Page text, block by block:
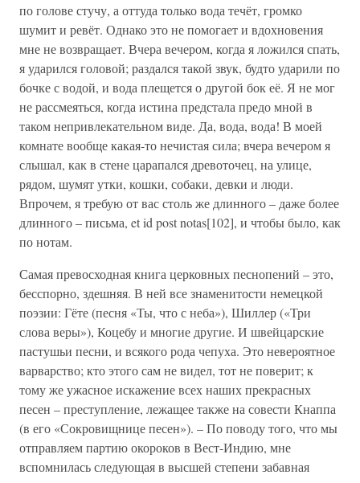
по голове стучу, а оттуда только вода течёт, громко
шумит и ревёт. Однако это не помогает и вдохновения
мне не возвращает. Вчера вечером, когда я ложился спать,
я ударился головой; раздался такой звук, будто ударили по
бочке с водой, и вода плещется о другой бок её. Я не мог
не рассмеяться, когда истина предстала предо мной в
таком непривлекательном виде. Да, вода, вода! В моей
комнате вообще какая-то нечистая сила; вчера вечером я
слышал, как в стене царапался древоточец, на улице,
рядом, шумят утки, кошки, собаки, девки и люди.
Впрочем, я требую от вас столь же длинного – даже более
длинного – письма, et id post notas[102], и чтобы было, как
по нотам.
Самая превосходная книга церковных песнопений – это,
бесспорно, здешняя. В ней все знаменитости немецкой
поэзии: Гёте (песня «Ты, что с неба»), Шиллер («Три
слова веры»), Коцебу и многие другие. И швейцарские
пастушьи песни, и всякого рода чепуха. Это невероятное
варварство; кто этого сам не видел, тот не поверит; к
тому же ужасное искажение всех наших прекрасных
песен – преступление, лежащее также на совести Кнаппа
(в его «Сокровищнице песен»). – По поводу того, что мы
отправляем партию окороков в Вест-Индию, мне
вспомнилась следующая в высшей степени забавная